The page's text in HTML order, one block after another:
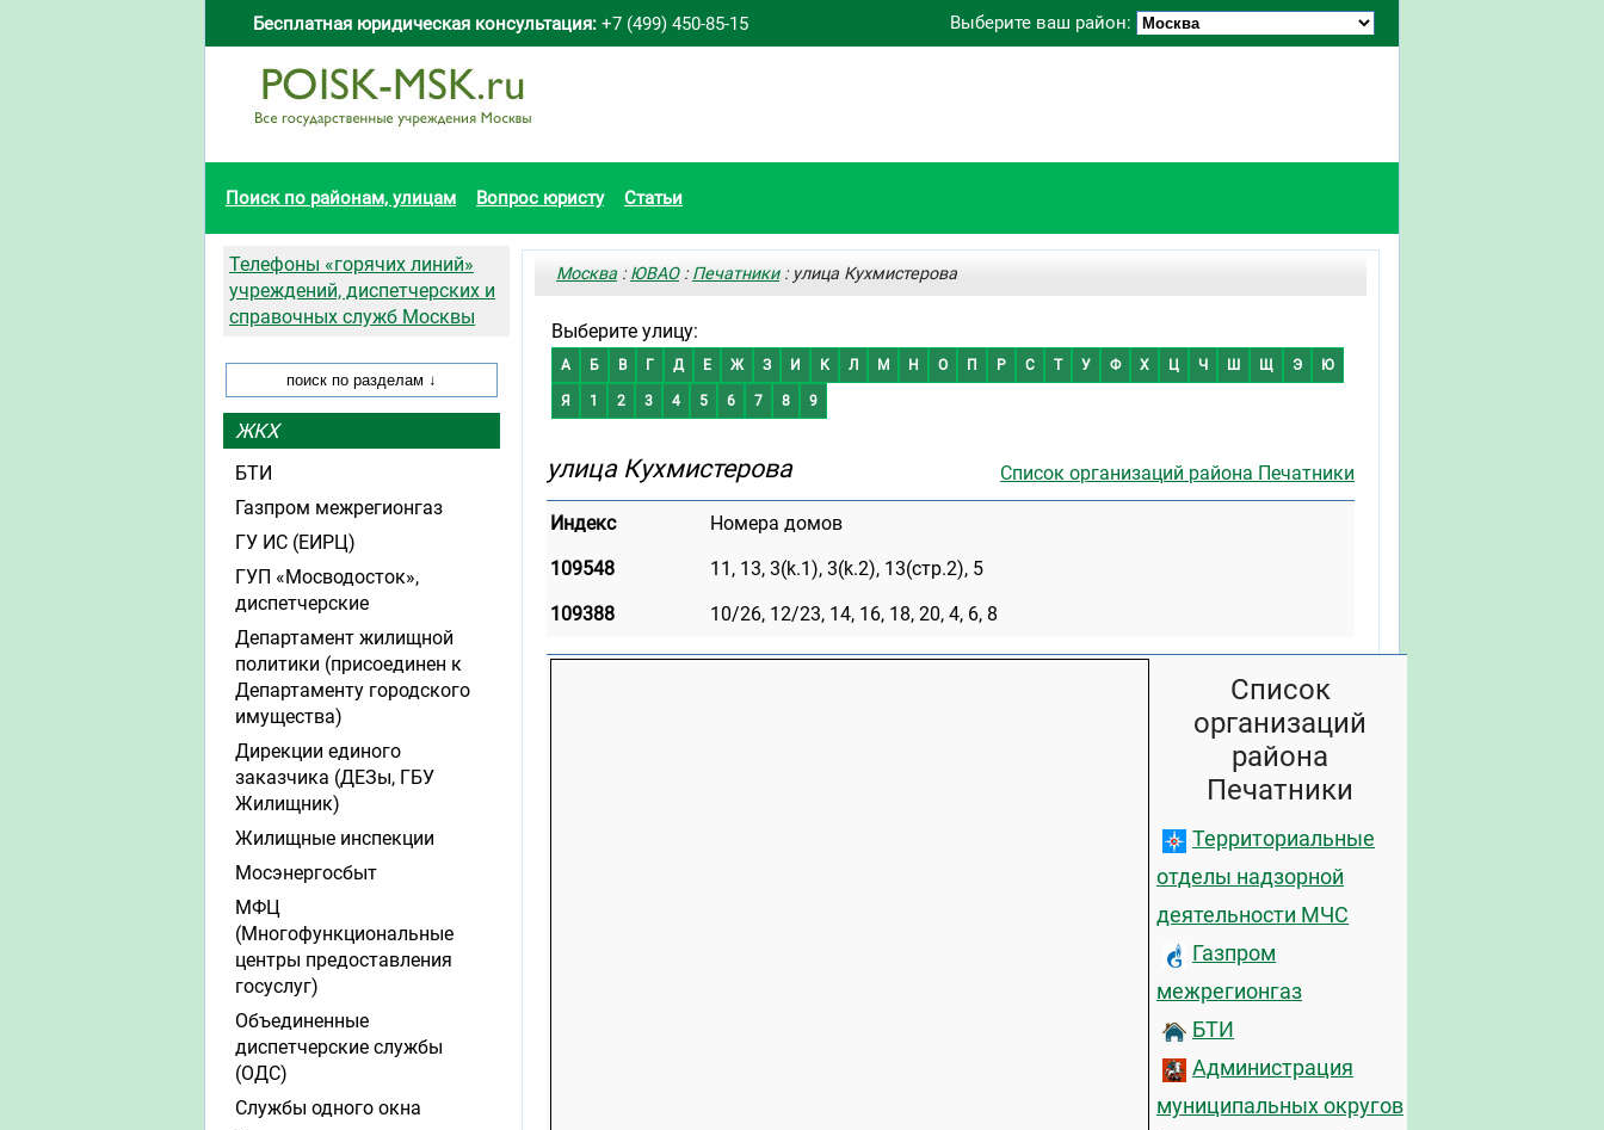
Выберите ваш район:
Бесплатная юридическая консультация: +7 (499) 450-85-15
Поиск по районам, улицам Вопрос юристу Статьи
Москва :ЮВАО:Печатники: улица Кухмистерова
Выберите улицу:
А Б В Г Д Е Ж З И К Л М Н О П Р С Т У Ф Х Ц Ч Ш Щ Э Ю
Я 1 2 3 4 5 6 7 8 9
Список организаций района Печатники
улица Кухмистерова
Индекс
Номера домов
109548
11, 13, 3(k.1), 3(k.2), 13(стр.2), 5
109388
10/26, 12/23, 14, 16, 18, 20, 4, 6, 8
Список
организаций
района
Печатники
Территориальные
отделы надзорной
деятельности МЧС
Газпром
межрегионгаз
БТИ
Администрация
муниципальных округов
Телефоны «горячих линий»
учреждений, диспетчерских и
справочных служб Москвы
ЖКХ
БТИ
Газпром межрегионгаз
ГУ ИС (ЕИРЦ)
ГУП «Мосводосток»,
диспетчерские
Департамент жилищной
политики (присоединен к
Департаменту городского
имущества)
Дирекции единого
заказчика (ДЕЗы, ГБУ
Жилищник)
Жилищные инспекции
Мосэнергосбыт
МФЦ
(Многофункциональные
центры предоставления
госуслуг)
Объединенные
диспетчерские службы
(ОДС)
Службы одного окна